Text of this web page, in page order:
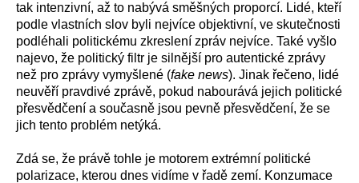
tak intenzivní, až to nabývá směšných proporcí. Lidé, kteří
podle vlastních slov byli nejvíce objektivní, ve skutečnosti
podléhali politickému zkreslení zpráv nejvíce. Také vyšlo
najevo, že politický filtr je silnější pro autentické zprávy
než pro zprávy vymyšlené (fake news). Jinak řečeno, lidé
neuvěří pravdivé zprávě, pokud nabourává jejich politické
přesvědčení a současně jsou pevně přesvědčení, že se
jich tento problém netýká.
Zdá se, že právě tohle je motorem extrémní politické
polarizace, kterou dnes vidíme v řadě zemí. Konzumace